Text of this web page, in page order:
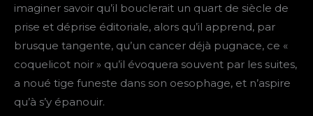
imaginer savoir qu’il bouclerait un quart de siècle de
prise et déprise éditoriale, alors qu’il apprend, par
brusque tangente, qu’un cancer déjà pugnace, ce «
coquelicot noir » qu’il évoquera souvent par les suites,
a noué tige funeste dans son oesophage, et n’aspire
qu’à s’y épanouir.